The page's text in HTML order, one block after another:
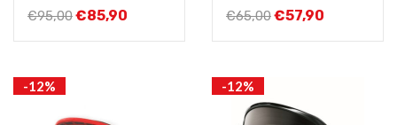
€95,00€85,90
€65,00€57,90
-12% -12%